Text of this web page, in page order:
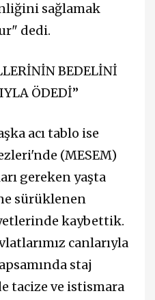
sağlamak
dedi.
BEDELİNİ
ÖDEDİ”
acı tablo ise
(MESEM)
gereken yaşta
sürüklenen
kaybettik.
canlarıyla
staj
tacize ve istismara